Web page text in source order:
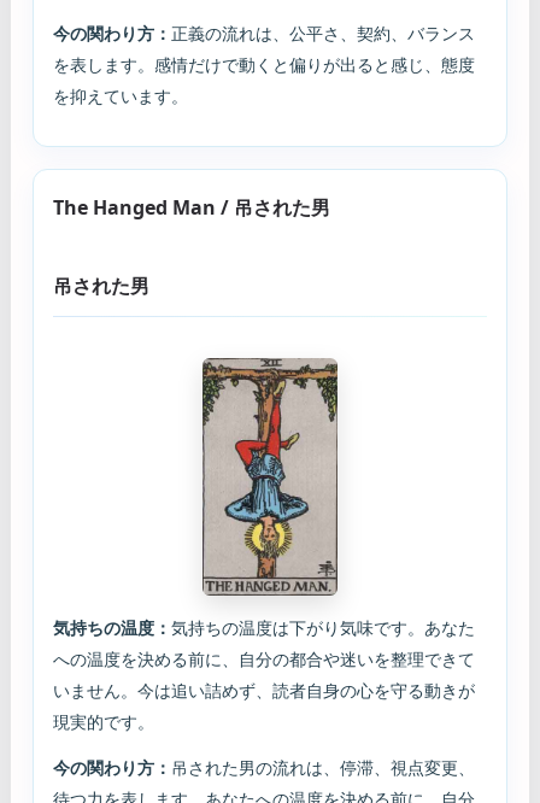
今の関わり方： 正義の流れは、公平さ、契約、バランス
を表します。感情だけで動くと偏りが出ると感じ、態度
を抑えています。
The Hanged Man / 吊された男
吊された男
気持ちの温度： 気持ちの温度は下がり気味です。あなた
への温度を決める前に、自分の都合や迷いを整理できて
いません。今は追い詰めず、読者自身の心を守る動きが
現実的です。
今の関わり方： 吊された男の流れは、停滞、視点変更、